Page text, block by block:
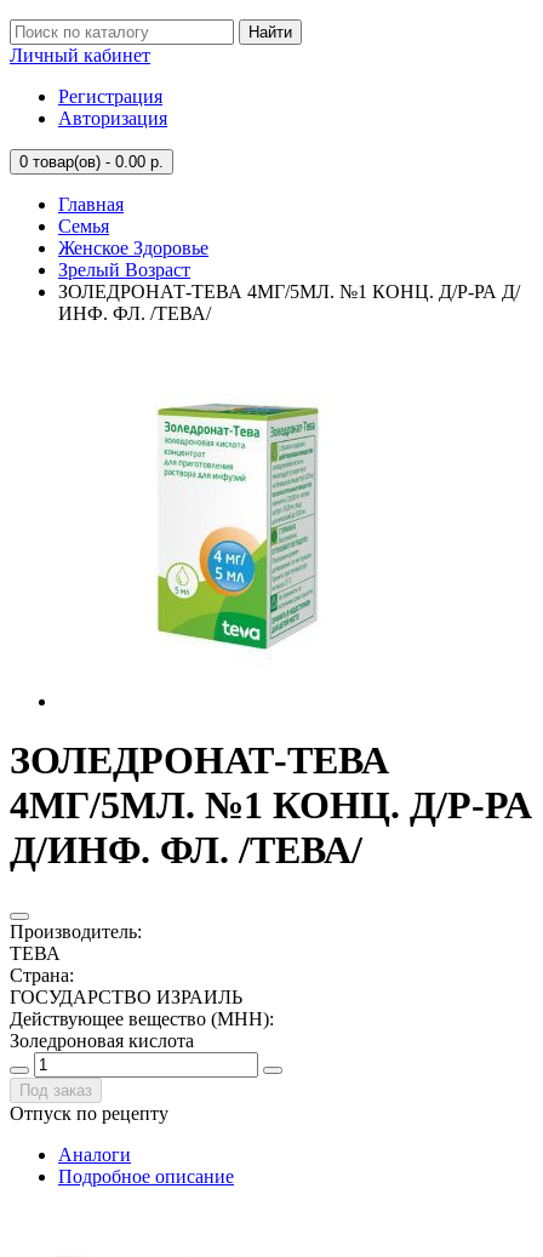
Найти
Личный кабинет
Регистрация
Авторизация
0 товар(ов) - 0.00 р.
Главная
Семья
Женское Здоровье
Зрелый Возраст
ЗОЛЕДРОНАТ-ТЕВА 4МГ/5МЛ. №1 КОНЦ. Д/Р-РА Д/
ИНФ. ФЛ. /ТЕВА/
ЗОЛЕДРОНАТ-ТЕВА
4МГ/5МЛ. №1 КОНЦ. Д/Р-РА
Д/ИНФ. ФЛ. /ТЕВА/
Производитель:
ТЕВА
Страна:
ГОСУДАРСТВО ИЗРАИЛЬ
Действующее вещество (МНН):
Золедроновая кислота
Под заказ
Отпуск по рецепту
Аналоги
Подробное описание